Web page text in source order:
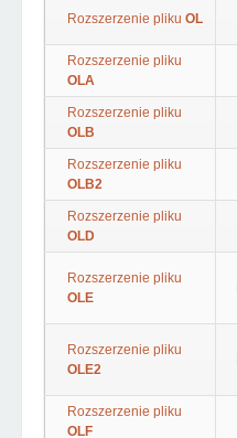
Rozszerzenie pliku OL
Rozszerzenie pliku
OLA
Rozszerzenie pliku
OLB
Rozszerzenie pliku
OLB2
Rozszerzenie pliku
OLD
Rozszerzenie pliku
OLE
Rozszerzenie pliku
OLE2
Rozszerzenie pliku
OLF